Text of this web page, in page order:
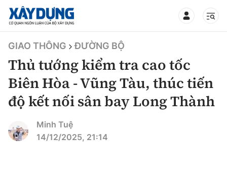
TIN BỘ XÂY DỰNG
CHUYÊN MỤC
Mới nhất
GIAO THÔNG ĐƯỜNG BỘ
Thủ tướng kiểm tra cao tốc
Biên Hòa - Vũng Tàu, thúc tiến
độ kết nối sân bay Long Thành
Minh Tuệ
14/12/2025, 21:14